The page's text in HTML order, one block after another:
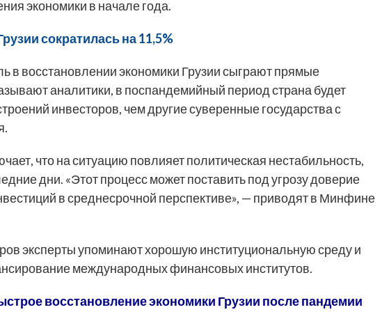
экономики в начале года.
сократилась на 11,5%
в восстановлении экономики Грузии сыграют прямые
аналитики, в поспандемийный период страна будет
инвесторов, чем другие суверенные государства с
что на ситуацию повлияет политическая нестабильность,
дни. «Этот процесс может поставить под угрозу доверие
в среднесрочной перспективе», — приводят в Минфине
эксперты упоминают хорошую институциональную среду и
международных финансовых институтов.
восстановление экономики Грузии после пандемии